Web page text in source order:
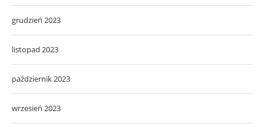
grudzień 2023
listopad 2023
październik 2023
wrzesień 2023